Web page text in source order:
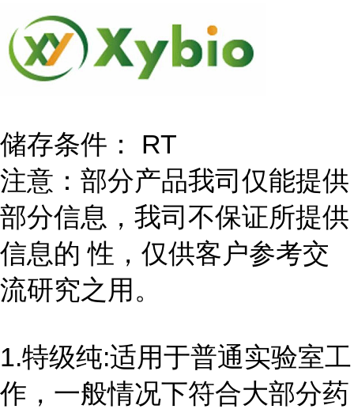
储存条件： RT
注意：部分产品我司仅能提供
部分信息，我司不保证所提供
信息的 性，仅供客户参考交
流研究之用。
1.特级纯:适用于普通实验室工
作，一般情况下符合大部分药